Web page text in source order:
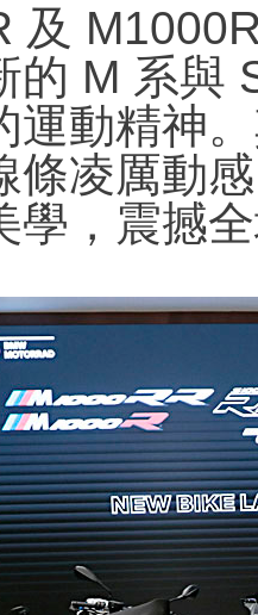
及
的 M 系與
運動精神
條凌厲動
學，震撼